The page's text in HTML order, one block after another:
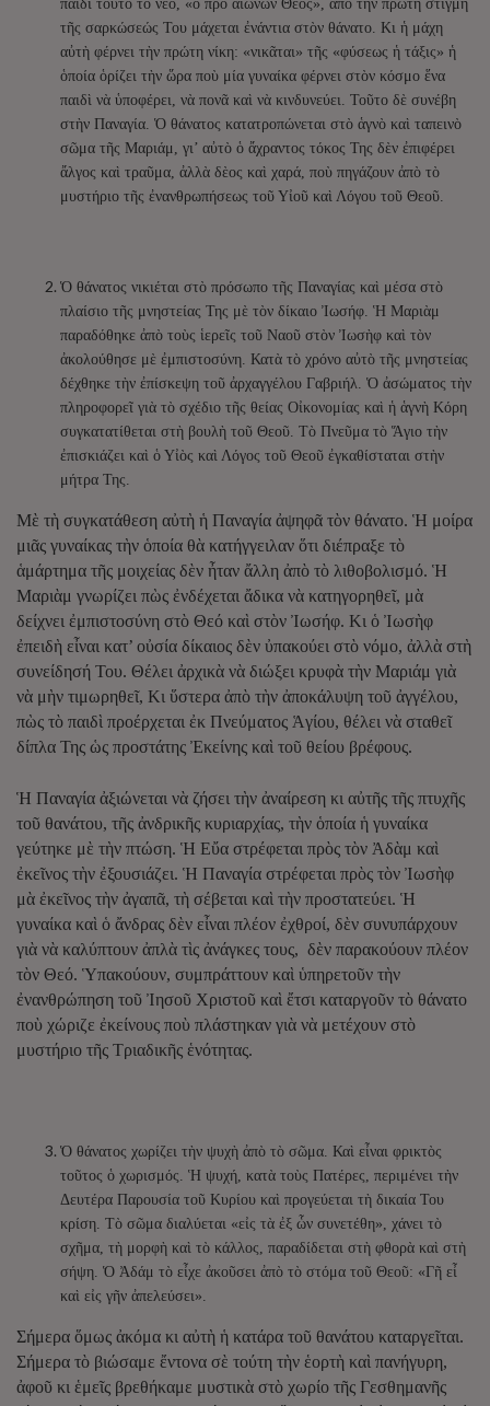
παιδὶ τοῦτο τὸ νέο, «ὁ πρὸ αἰώνων Θεός», ἀπὸ τὴν πρώτη στιγμὴ
τῆς σαρκώσεώς Του μάχεται ἐνάντια στὸν θάνατο. Κι ἡ μάχη
αὐτὴ φέρνει τὴν πρώτη νίκη: «νικᾶται» τῆς «φύσεως ἡ τάξις» ἡ
ὁποία ὁρίζει τὴν ὥρα ποὺ μία γυναίκα φέρνει στὸν κόσμο ἕνα
παιδὶ νὰ ὑποφέρει, νὰ πονᾶ καὶ νὰ κινδυνεύει. Τοῦτο δὲ συνέβη
στὴν Παναγία. Ὁ θάνατος κατατροπώνεται στὸ ἁγνὸ καὶ ταπεινὸ
σῶμα τῆς Μαριάμ, γι’ αὐτὸ ὁ ἄχραντος τόκος Της δὲν ἐπιφέρει
ἄλγος καὶ τραῦμα, ἀλλὰ δὲος καὶ χαρά, ποὺ πηγάζουν ἀπὸ τὸ
μυστήριο τῆς ἐνανθρωπήσεως τοῦ Υἰοῦ καὶ Λόγου τοῦ Θεοῦ.
Ὁ θάνατος νικιέται στὸ πρόσωπο τῆς Παναγίας καὶ μέσα στὸ
πλαίσιο τῆς μνηστείας Της μὲ τὸν δίκαιο Ἰωσήφ. Ἡ Μαριὰμ
παραδόθηκε ἀπὸ τοὺς ἱερεῖς τοῦ Ναοῦ στὸν Ἰωσὴφ καὶ τὸν
ἀκολούθησε μὲ ἐμπιστοσύνη. Κατὰ τὸ χρόνο αὐτὸ τῆς μνηστείας
δέχθηκε τὴν ἐπίσκεψη τοῦ ἀρχαγγέλου Γαβριήλ. Ὁ ἀσώματος τὴν
πληροφορεῖ γιὰ τὸ σχέδιο τῆς θείας Οἰκονομίας καὶ ἡ ἁγνὴ Κόρη
συγκατατίθεται στὴ βουλὴ τοῦ Θεοῦ. Τὸ Πνεῦμα τὸ Ἅγιο τὴν
ἐπισκιάζει καὶ ὁ Υἰὸς καὶ Λόγος τοῦ Θεοῦ ἐγκαθίσταται στὴν
μήτρα Της.
Μὲ τὴ συγκατάθεση αὐτὴ ἡ Παναγία ἀψηφᾶ τὸν θάνατο. Ἡ μοίρα
μιᾶς γυναίκας τὴν ὁποία θὰ κατήγγειλαν ὅτι διέπραξε τὸ
ἁμάρτημα τῆς μοιχείας δὲν ἦταν ἄλλη ἀπὸ τὸ λιθοβολισμό. Ἡ
Μαριὰμ γνωρίζει πὼς ἐνδέχεται ἄδικα νὰ κατηγορηθεῖ, μὰ
δείχνει ἐμπιστοσύνη στὸ Θεό καὶ στὸν Ἰωσήφ. Κι ὁ Ἰωσὴφ
ἐπειδὴ εἶναι κατ’ οὐσία δίκαιος δὲν ὐπακούει στὸ νόμο, ἀλλὰ στὴ
συνείδησή Του. Θέλει ἀρχικὰ νὰ διώξει κρυφὰ τὴν Μαριάμ γιὰ
νὰ μὴν τιμωρηθεῖ, Κι ὕστερα ἀπὸ τὴν ἀποκάλυψη τοῦ ἀγγέλου,
πὼς τὸ παιδὶ προέρχεται ἐκ Πνεύματος Ἁγίου, θέλει νὰ σταθεῖ
δίπλα Της ὡς προστάτης Ἐκείνης καὶ τοῦ θείου βρέφους.
Ἡ Παναγία ἀξιώνεται νὰ ζήσει τὴν ἀναίρεση κι αὐτῆς τῆς πτυχῆς
τοῦ θανάτου, τῆς ἀνδρικῆς κυριαρχίας, τὴν ὁποία ἡ γυναίκα
γεύτηκε μὲ τὴν πτώση. Ἡ Εὔα στρέφεται πρὸς τὸν Ἀδὰμ καὶ
ἐκεῖνος τὴν ἐξουσιάζει. Ἡ Παναγία στρέφεται πρὸς τὸν Ἰωσὴφ
μὰ ἐκεῖνος τὴν ἀγαπᾶ, τὴ σέβεται καὶ τὴν προστατεύει. Ἡ
γυναίκα καὶ ὁ ἄνδρας δὲν εἶναι πλέον ἐχθροί, δὲν συνυπάρχουν
γιὰ νὰ καλύπτουν ἀπλὰ τὶς ἀνάγκες τους, δὲν παρακούουν πλέον
τὸν Θεό. Ὑπακούουν, συμπράττουν καὶ ὑπηρετοῦν τὴν
ἐνανθρώπηση τοῦ Ἰησοῦ Χριστοῦ καὶ ἔτσι καταργοῦν τὸ θάνατο
ποὺ χώριζε ἐκείνους ποὺ πλάστηκαν γιὰ νὰ μετέχουν στὸ
μυστήριο τῆς Τριαδικῆς ἑνότητας.
Ὁ θάνατος χωρίζει τὴν ψυχὴ ἀπὸ τὸ σῶμα. Καὶ εἶναι φρικτὸς
τοῦτος ὁ χωρισμός. Ἡ ψυχή, κατὰ τοὺς Πατέρες, περιμένει τὴν
Δευτέρα Παρουσία τοῦ Κυρίου καὶ προγεύεται τὴ δικαία Του
κρίση. Τὸ σῶμα διαλύεται «εἰς τὰ ἐξ ὧν συνετέθη», χάνει τὸ
σχῆμα, τὴ μορφὴ καὶ τὸ κάλλος, παραδίδεται στὴ φθορὰ καὶ στὴ
σήψη. Ὁ Ἀδάμ τὸ εἶχε ἀκοῦσει ἀπὸ τὸ στόμα τοῦ Θεοῦ: «Γῆ εἶ
καὶ εἰς γῆν ἀπελεύσει».
Σήμερα ὅμως ἀκόμα κι αὐτὴ ἡ κατάρα τοῦ θανάτου καταργεῖται.
Σήμερα τὸ βιώσαμε ἔντονα σὲ τούτη τὴν ἑορτὴ καὶ πανήγυρη,
ἀφοῦ κι ἑμεῖς βρεθήκαμε μυστικὰ στὸ χωρίο τῆς Γεσθημανῆς